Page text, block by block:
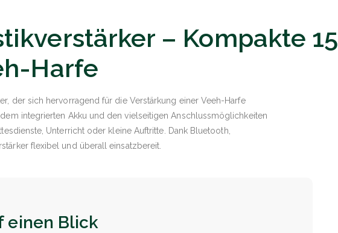
– Kompakte 15
Harfe
der sich hervorragend für die Verstärkung einer Veeh-Harfe
integrierten Akku und den vielseitigen Anschlussmöglichkeiten
Unterricht oder kleine Auftritte. Dank Bluetooth,
flexibel und überall einsatzbereit.
einen Blick